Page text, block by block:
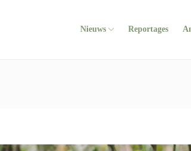
Nieuws Reportages